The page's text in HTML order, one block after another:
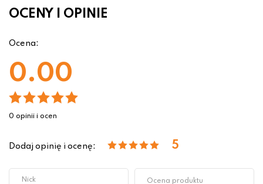
OCENY I OPINIE
Ocena:
0.00
0 opinii i ocen
Dodaj opinię i ocenę: 5